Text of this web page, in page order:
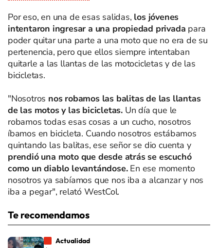
Por eso, en una de esas salidas, los jóvenes
intentaron ingresar a una propiedad privada para
poder quitar una parte a una moto que no era de su
pertenencia, pero que ellos siempre intentaban
quitarle a las llantas de las motocicletas y de las
bicicletas.
"Nosotros nos robamos las balitas de las llantas
de las motos y las bicicletas. Un día que le
robamos todas esas cosas a un cucho, nosotros
íbamos en bicicleta. Cuando nosotros estábamos
quintando las balitas, ese señor se dio cuenta y
prendió una moto que desde atrás se escuchó
como un diablo levantándose.En ese momento
nosotros ya sabíamos que nos iba a alcanzar y nos
iba a pegar", relató WestCol.
Te recomendamos
Actualidad